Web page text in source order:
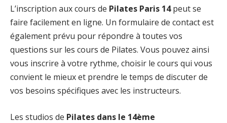
L’inscription aux cours de Pilates Paris 14peut se
faire facilement en ligne. Un formulaire de contact est
également prévu pour répondre à toutes vos
questions sur les cours de Pilates. Vous pouvez ainsi
vous inscrire à votre rythme, choisir le cours qui vous
convient le mieux et prendre le temps de discuter de
vos besoins spécifiques avec les instructeurs.
Les studios de Pilates dans le 14ème